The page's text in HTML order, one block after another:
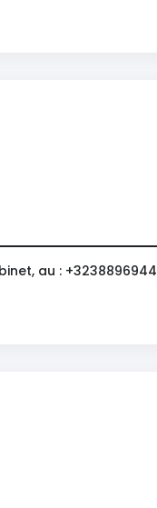
au : +3238896944